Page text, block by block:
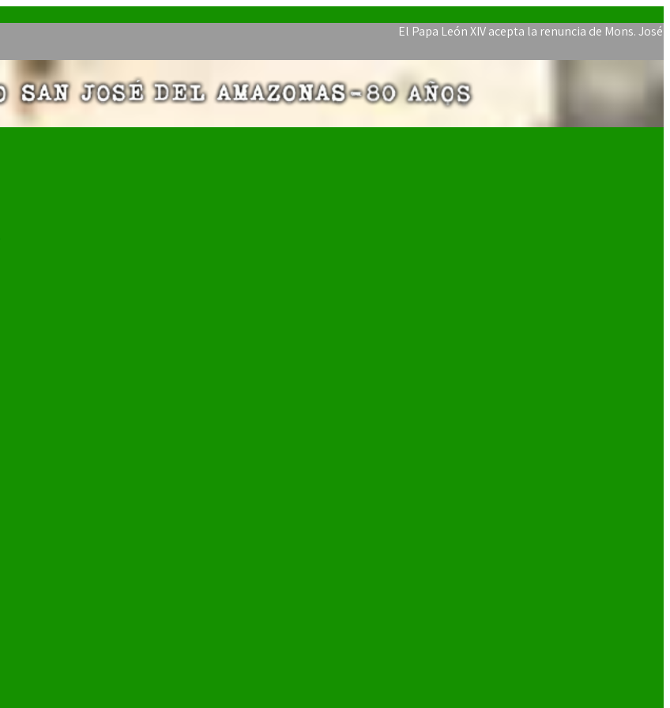
El Papa León XIV acepta la renuncia de Mons. José